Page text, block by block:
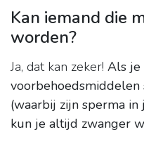
Kan iemand die
worden?
Ja, dat kan zeker! Als je
(waarbij zijn sperma
kun je altijd zwanger